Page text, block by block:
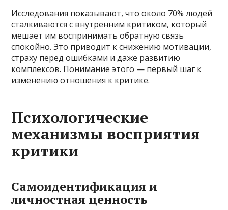
Исследования показывают, что около 70% людей
сталкиваются с внутренним критиком, который
мешает им воспринимать обратную связь
спокойно. Это приводит к снижению мотивации,
страху перед ошибками и даже развитию
комплексов. Понимание этого — первый шаг к
изменению отношения к критике.
Психологические
механизмы восприятия
критики
Самоидентификация и
личностная ценность